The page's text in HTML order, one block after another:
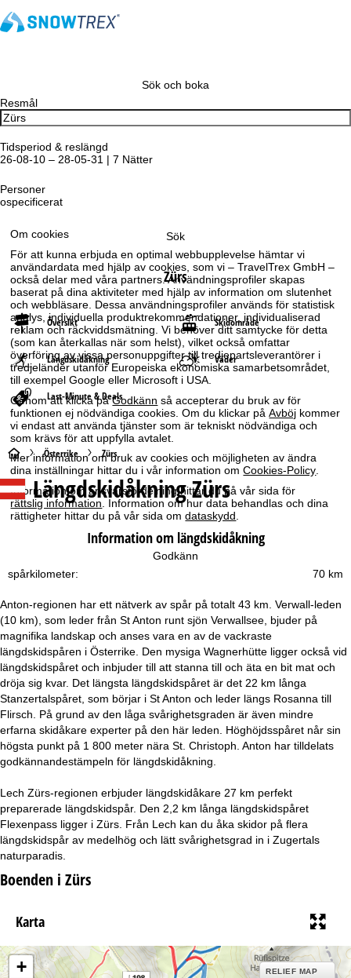
Om cookies
För att kunna erbjuda en optimal webbupplevelse hämtar vi
användardata med hjälp av cookies, som vi – TravelTrex GmbH –
också delar med våra partners. Användningsprofiler skapas
baserat på dina aktiviteter med hjälp av information om slutenhet
och webbläsare. Dessa användningsprofiler används för statistisk
analys, individuella produktrekommendationer, individualiserad
reklam och räckviddsmätning. Vi behöver ditt samtycke för detta
(som kan återkallas när som helst), vilket också omfattar
överföring av vissa personuppgifter till tredjepartsleverantörer i
tredjeländer utanför Europeiska ekonomiska samarbetsområdet,
till exempel Google eller Microsoft i USA.
Genom att klicka påGodkänn så accepterar du bruk av för
funktionen ej nödvändiga cookies. Om du klickar påAvböj kommer
vi endast att använda tjänster som är tekniskt nödvändiga och
som krävs för att uppfylla avtalet.
Mer information om bruk av cookies och möjligheten av ändra
dina inställningar hittar du i vår information omCookies-Policy
Information om ansvarsfördelning hittar du på vår sida för
rättslig information . Information om hur data behandlas och dina
rättigheter hittar du på vår sida omdataskydd
Godkänn
Sök och boka
Resmål
Tidsperiod & reslängd
26-08-10 – 28-05-31 | 7 Nätter
Personer
ospecificerat
Sök
Zürs
Översikt Skidområde
Längdskidåkning Väder
Last-Minute & Deals
S
t
a
t
i
a
Österrike Zürs
Längdskidåkning Zürs
Information om längdskidåkning
70 km
spårkilometer:
Anton-regionen har ett nätverk av spår på totalt 43 km. Verwall-leden
(10 km), som leder från St Anton runt sjön Verwallsee, bjuder på
magnifika landskap och anses vara en av de vackraste
längdskidspåren i Österrike. Den mysiga Wagnerhütte ligger också vid
längdskidspåret och inbjuder till att stanna till och äta en bit mat och
dröja sig kvar. Det längsta längdskidspåret är det 22 km långa
Stanzertalspåret, som börjar i St Anton och leder längs Rosanna till
Flirsch. På grund av den låga svårighetsgraden är även mindre
erfarna skidåkare experter på den här leden. Höghöjdsspåret når sin
högsta punkt på 1 800 meter nära St. Christoph. Anton har tilldelats
godkännandestämpeln för längdskidåkning.
Lech Zürs-regionen erbjuder längdskidåkare 27 km perfekt
preparerade längdskidspår. Den 2,2 km långa längdskidspåret
Flexenpass ligger i Zürs. Från Lech kan du åka skidor på flera
längdskidspår av medelhög och lätt svårighetsgrad in i Zugertals
naturparadis.
Boenden i Zürs
Karta
+ RELIEF MAP